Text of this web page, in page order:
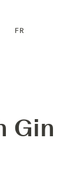
compte
FR
Gin